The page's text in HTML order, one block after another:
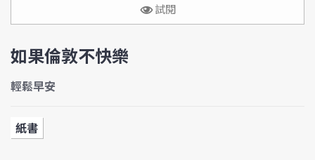
試閱
如果倫敦不快樂
輕鬆早安
紙書